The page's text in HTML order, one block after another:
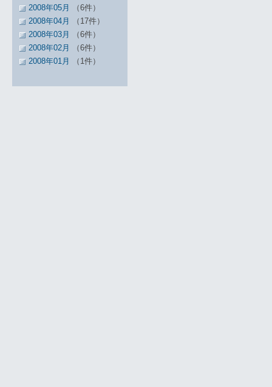
2008年05月
（6件）
2008年04月
（17件）
2008年03月
（6件）
2008年02月
（6件）
2008年01月
（1件）